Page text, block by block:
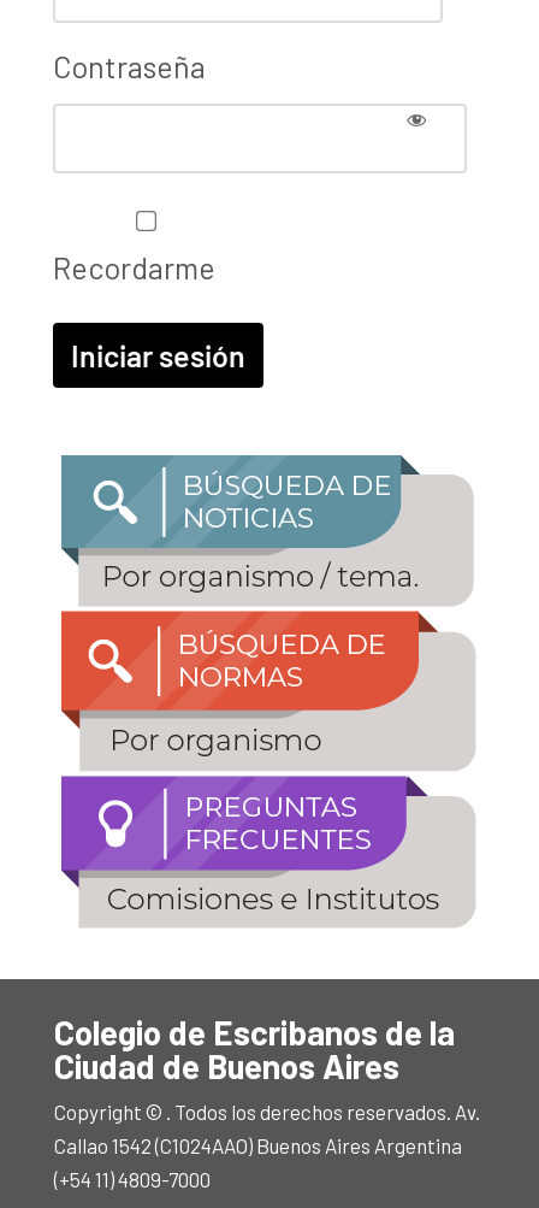
Contraseña
Recordarme
Colegio de Escribanos de la
Ciudad de Buenos Aires
Copyright © . Todos los derechos reservados. Av.
Callao 1542 (C1024AAO) Buenos Aires Argentina
(+54 11) 4809-7000